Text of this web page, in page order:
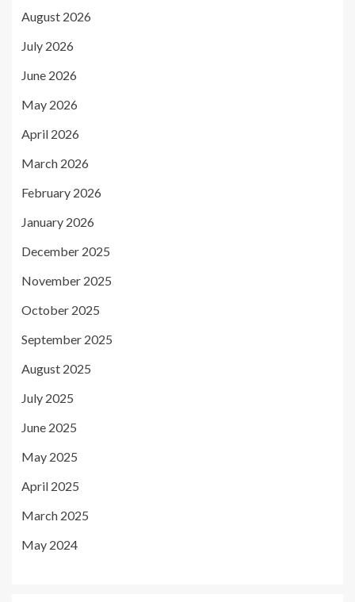
August 2026
July 2026
June 2026
May 2026
April 2026
March 2026
February 2026
January 2026
December 2025
November 2025
October 2025
September 2025
August 2025
July 2025
June 2025
May 2025
April 2025
March 2025
May 2024